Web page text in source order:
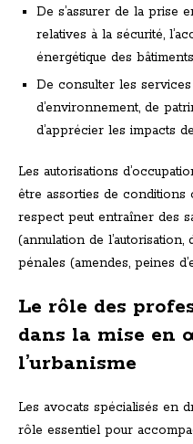
De s’assurer de la prise
relatives à la sécurité,
énergétique des
De consulter les
d’environnement, de
d’apprécier les impacts
Les autorisations
être assorties de
respect peut entraîner des
(annulation de
pénales (amendes, peines
Le rôle des
dans la mise en
l’urbanisme
Les avocats spécialisés en
rôle essentiel pour